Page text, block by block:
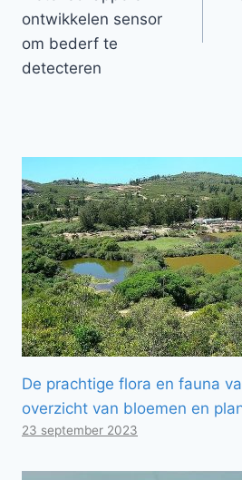
ontwikkelen sensor
om bederf te
detecteren
De prachtige flora en fauna
overzicht van bloemen en
23 september 2023